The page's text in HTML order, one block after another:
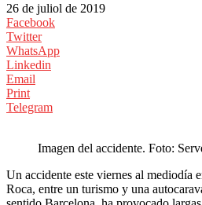
26 de juliol de 2019
Facebook
Twitter
WhatsApp
Linkedin
Email
Print
Telegram
Imagen del accidente. Foto:
Un accidente este viernes al mediodía
Roca, entre un turismo y una